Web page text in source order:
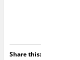
Share this: